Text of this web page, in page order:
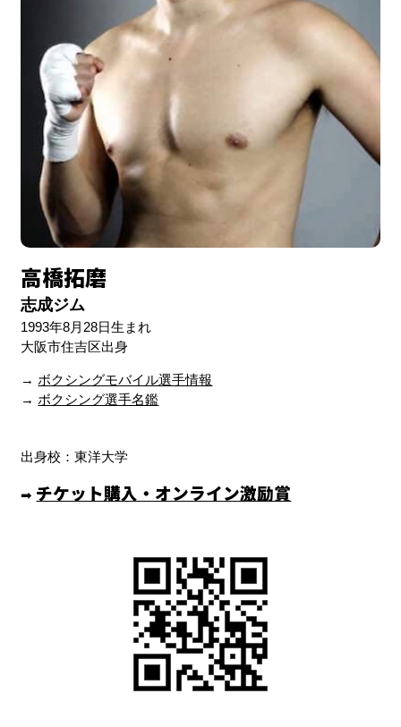
高橋拓磨
志成ジム
1993年8月28日生まれ
大阪市住吉区出身
→ ボクシングモバイル選手情報
→ ボクシング選手名鑑
出身校：東洋大学
➡︎ チケット購入・オンライン激励賞